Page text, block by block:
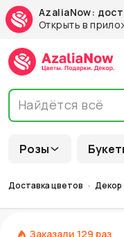
AzaliaNow:
Открыть в
Розы
Доставка цветов Декор
Заказали 129 раз